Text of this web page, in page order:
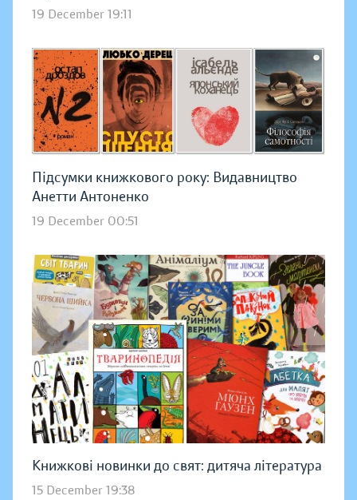
19 December 19:11
Підсумки книжкового року: Видавництво
Анетти Антоненко
19 December 00:51
Книжкові новинки до свят: дитяча література
15 December 19:38